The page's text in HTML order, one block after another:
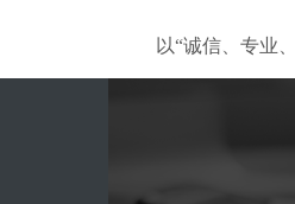
以“诚信、专业